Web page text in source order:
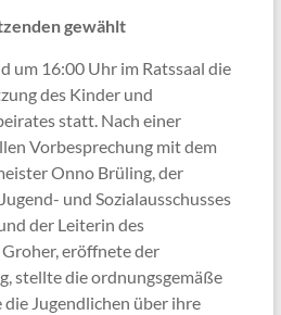
gewählt
um 16:00 Uhr im Ratssaal die
des Kinder und
statt. Nach einer
Vorbesprechung mit dem
Onno Brüling, der
und Sozialausschusses
der Leiterin des
eröffnete der
stellte die ordnungsgemäße
Jugendlichen über ihre